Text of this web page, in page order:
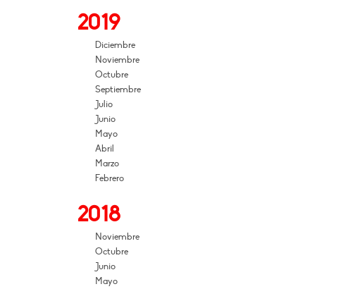
2019
Diciembre
Noviembre
Octubre
Septiembre
Julio
Junio
Mayo
Abril
Marzo
Febrero
2018
Noviembre
Octubre
Junio
Mayo